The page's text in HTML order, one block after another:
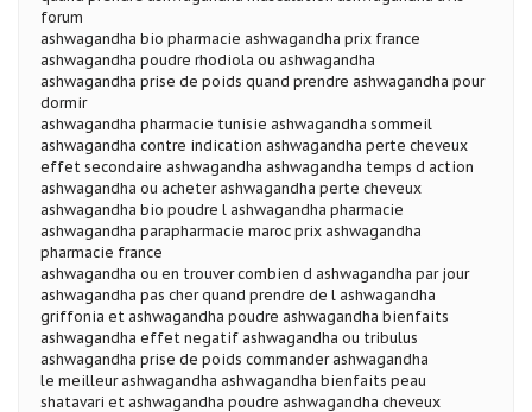
forum
ashwagandha bio pharmacie ashwagandha prix france
ashwagandha poudre rhodiola ou ashwagandha
ashwagandha prise de poids quand prendre ashwagandha pour
dormir
ashwagandha pharmacie tunisie ashwagandha sommeil
ashwagandha contre indication ashwagandha perte cheveux
effet secondaire ashwagandha ashwagandha temps d action
ashwagandha ou acheter ashwagandha perte cheveux
ashwagandha bio poudre l ashwagandha pharmacie
ashwagandha parapharmacie maroc prix ashwagandha
pharmacie france
ashwagandha ou en trouver combien d ashwagandha par jour
ashwagandha pas cher quand prendre de l ashwagandha
griffonia et ashwagandha poudre ashwagandha bienfaits
ashwagandha effet negatif ashwagandha ou tribulus
ashwagandha prise de poids commander ashwagandha
le meilleur ashwagandha ashwagandha bienfaits peau
shatavari et ashwagandha poudre ashwagandha cheveux